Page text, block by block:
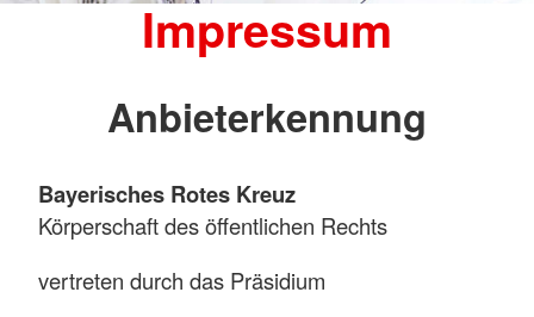
Impressum
Anbieterkennung
Bayerisches Rotes Kreuz
Körperschaft des öffentlichen Rechts
vertreten durch das Präsidium